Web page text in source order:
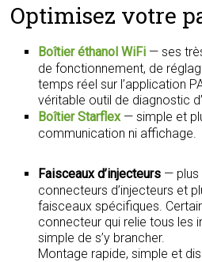
Optimisez votre
Boîtier éthanol WiFi — ses
de fonctionnement, de
temps réel sur l’application
véritable outil de diagnostic
Boîtier Starflex— simple et
communication ni affichage.
Faisceaux d’injecteurs — plus
connecteurs d’injecteurs et
faisceaux spécifiques.
connecteur qui relie tous les
simple de s’y brancher.
Montage rapide, simple et